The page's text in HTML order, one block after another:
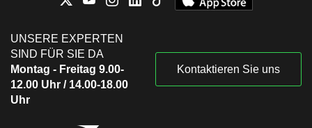
UNSERE EXPERTEN
SIND FÜR SIE DA
Montag - Freitag 9.00-
12.00 Uhr / 14.00-18.00
Uhr
Kontaktieren Sie uns